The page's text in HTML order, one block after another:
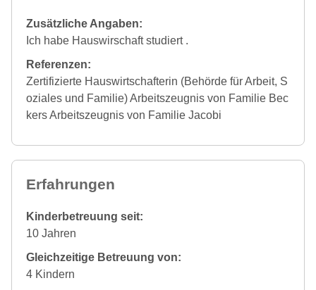
Zusätzliche Angaben:
Ich habe Hauswirschaft studiert .
Referenzen:
Zertifizierte Hauswirtschafterin (Behörde für Arbeit, S
oziales und Familie) Arbeitszeugnis von Familie Bec
kers Arbeitszeugnis von Familie Jacobi
Erfahrungen
Kinderbetreuung seit:
10 Jahren
Gleichzeitige Betreuung von:
4 Kindern